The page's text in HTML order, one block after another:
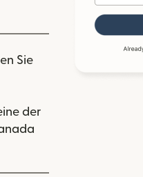
Sie
der